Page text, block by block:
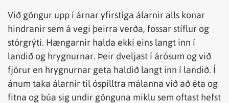
Við göngur upp í árnar yfirstíga álarnir alls konar
hindranir sem á vegi þeirra verða, fossar stíflur og
stórgrýti. Hængarnir halda ekki eins langt inn í
landið og hrygnurnar. Þeir dveljast í árósum og við
fjörur en hrygnurnar geta haldið langt inn í landið. Í
ánum taka álarnir til óspilltra málanna við að éta og
fitna og búa sig undir gönguna miklu sem oftast hefst